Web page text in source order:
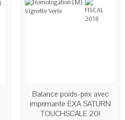
AVAILABLE
Balance poids-prix avec
imprimante EXA SATURN
TOUCHSCALE 20I